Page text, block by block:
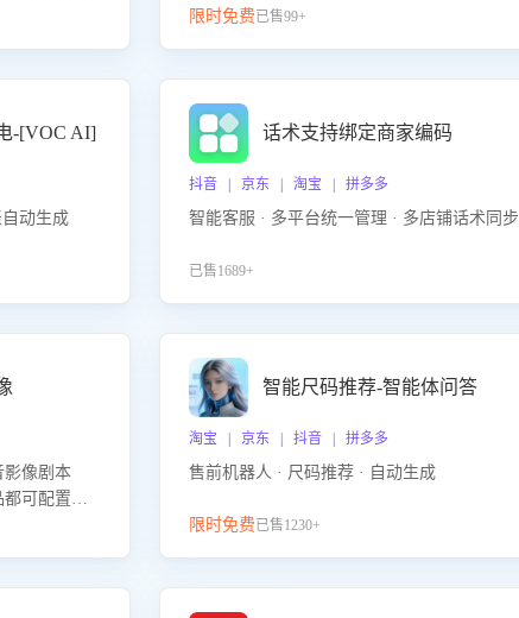
限时免费已售99+
-[VOC AI]
动生成
话术支持绑定商家编码
抖音 | 京东 | 淘宝 | 拼多多
智能客服 · 多平台统一管理 · 多店铺话术同步
已售1689+
影像剧本
可配置到
获取影音
智能尺码推荐-智能体问答
淘宝 | 京东 | 抖音 | 拼多多
售前机器人 · 尺码推荐 · 自动生成
限时免费已售1230+